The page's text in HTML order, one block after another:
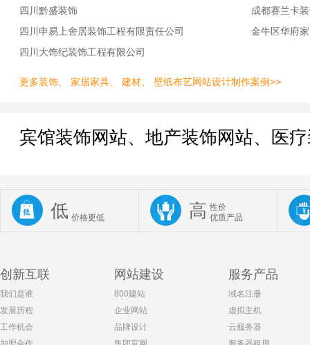
四川黔盛装饰
成都赛兰卡
四川申易上舍居装饰工程有限责任公司
金牛区华府
四川大饰纪装饰工程有限公司
更多装饰、 家居家具、 建材、 壁纸布艺网站设计制作案例>>
宾馆装饰网站、地产装饰网站、医
低 价格更低 高 性价
优质产品
创新互联
我们是谁
发展历程
工作机会
网站建设
800建站
企业网站
品牌设计
服务产品
域名注册
虚拟主机
云服务器